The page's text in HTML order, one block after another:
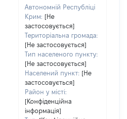
Автономній Республіці
Крим: [Не
застосовується]
Територіальна громада:
[Не застосовується]
Тип населеного пункту:
[Не застосовується]
Населений пункт: [Не
застосовується]
Район у місті:
[Конфіденційна
інформація]